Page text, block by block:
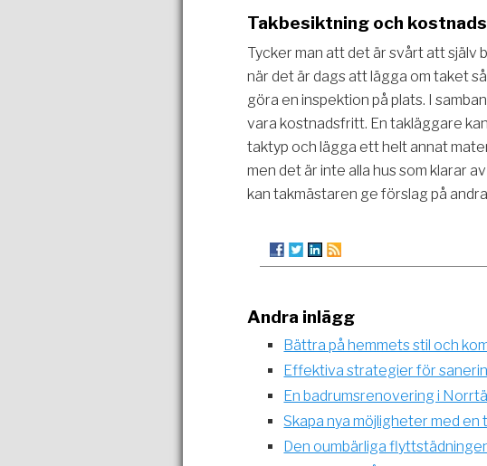
Takbesiktning och
Tycker man att det är svårt att själv
när det är dags att lägga om taket
göra en inspektion på plats. I
vara kostnadsfritt. En takläggare
taktyp och lägga ett helt annat
men det är inte alla hus som klarar
kan takmästaren ge förslag på
Andra inlägg
Bättra på hemmets stil och
Effektiva strategier för
En badrumsrenovering i
Skapa nya möjligheter med en
Den oumbärliga